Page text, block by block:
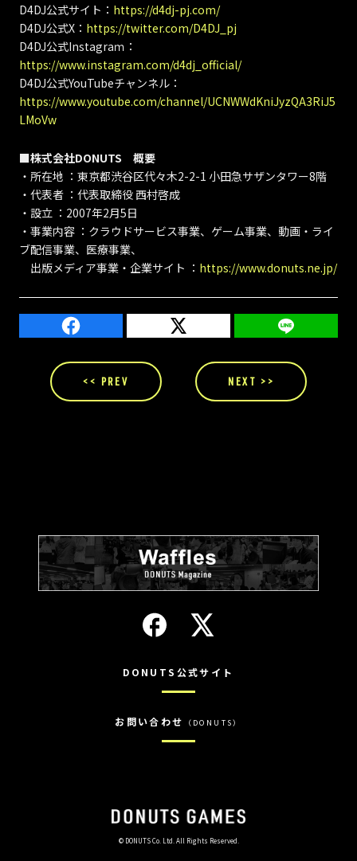
D4DJ公式サイト： https://d4dj-pj.com/
D4DJ公式X： https://twitter.com/D4DJ_pj
D4DJ公式Instagraｍ：
https://www.instagram.com/d4dj_official/
D4DJ公式YouTubeチャンネル：
https://www.youtube.com/channel/UCNWWdKniJyzQA3RiJ5
LMoVw
■株式会社DONUTS 概要
・所在地 ：東京都渋谷区代々木2-2-1 小田急サザンタワー8階
・代表者 ：代表取締役 西村啓成
・設立 ：2007年2月5日
・事業内容 ：クラウドサービス事業、ゲーム事業、動画・ライ
ブ配信事業、医療事業、
出版メディア事業・企業サイト ： https://www.donuts.ne.jp/
<< PREV NEXT >>
© DONUTS Co. Ltd. All Rights Reserved.
DONUTS公式サイト
お問い合わせ （DONUTS）